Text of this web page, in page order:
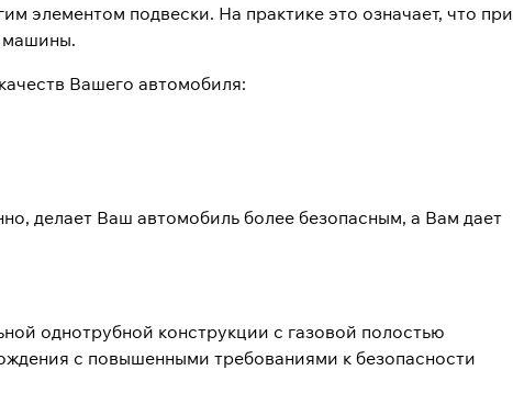
элементом подвески. На практике это означает, что при
машины.
Вашего автомобиля:
делает Ваш автомобиль более безопасным, а Вам дает
однотрубной конструкции с газовой полостью
с повышенными требованиями к безопасности